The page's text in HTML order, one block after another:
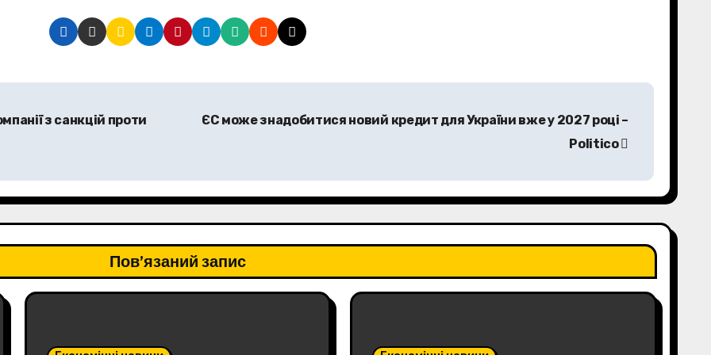
з санкцій проти
ЄС може знадобитися новий кредит для України вже у 2027 році –
Politico
Пов’язаний запис